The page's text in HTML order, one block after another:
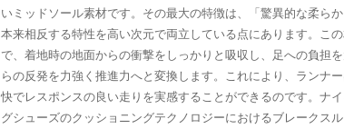
いミッドソール素材です。その最大の特徴は、「驚異的な柔ら
本来相反する特性を高い次元で両立している点にあります。こ
で、着地時の地面からの衝撃をしっかりと吸収し、足への負担
らの反発を力強く推進力へと変換します。これにより、ランナ
快でレスポンスの良い走りを実感することができるのです。ナ
グシューズのクッショニングテクノロジーにおけるブレークスル